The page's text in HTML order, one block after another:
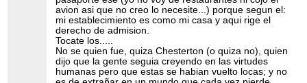
avion asi que no creo lo necesite...) porque segun el:
mi establecimiento es como mi casa y aqui rige el
derecho de admision.
Tocate los.....
No se quien fue, quiza Chesterton (o quiza no), quien
dijo que la gente seguia creyendo en las virtudes
humanas pero que estas se habian vuelto locas; y no